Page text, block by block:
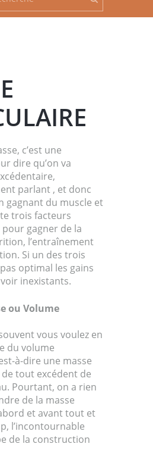
c’est une
dire qu’on va
parlant , et donc
gagnant du muscle et
trois facteurs
gagner de la
l’entraînement
Si un des trois
optimal les gains
inexistants.
ou Volume
vous voulez en
du volume
à-dire une masse
tout excédent de
Pourtant, on a rien
de la masse
et avant tout et
l’incontournable
de la construction